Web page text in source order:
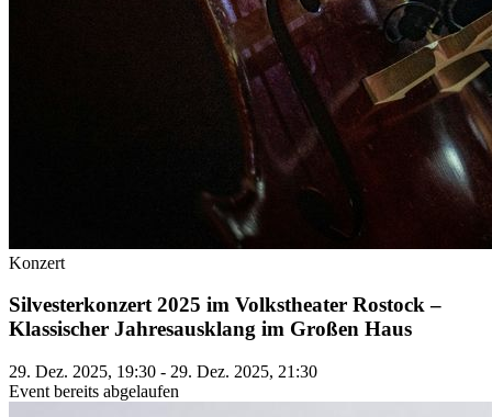
Konzert
Silvesterkonzert 2025 im Volkstheater Rostock –
Klassischer Jahresausklang im Großen Haus
29. Dez. 2025, 19:30 - 29. Dez. 2025, 21:30
Event bereits abgelaufen